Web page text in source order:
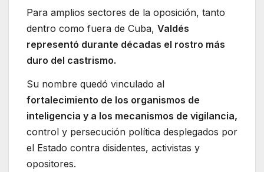
Para amplios sectores de la oposición, tanto
dentro como fuera de Cuba, Valdés
representó durante décadas el rostro más
duro del castrismo.
Su nombre quedó vinculado al
fortalecimiento de los organismos de
inteligencia y a los mecanismos de vigilancia,
control y persecución política desplegados por
el Estado contra disidentes, activistas y
opositores.